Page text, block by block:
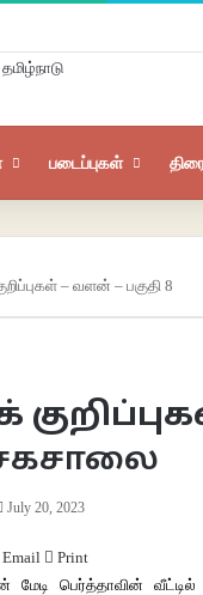
படைப்புகள்
– வளன் – பகுதி 8
July 20, 2023
Email
Print
மேடி பெர்த்தாவின்